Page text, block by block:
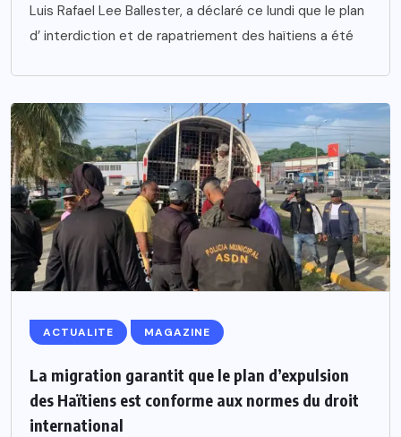
Luis Rafael Lee Ballester, a déclaré ce lundi que le plan
d’ interdiction et de rapatriement des haïtiens a été
ACTUALITE MAGAZINE
La migration garantit que le plan d’expulsion
des Haïtiens est conforme aux normes du droit
international